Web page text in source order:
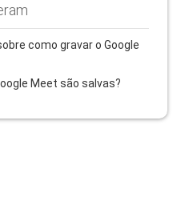
como gravar o Google
Meet são salvas?